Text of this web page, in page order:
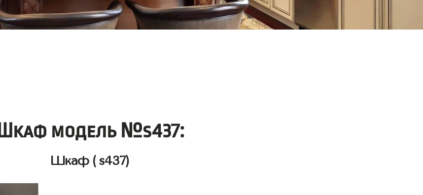
Шкаф модель №s437:
Шкаф ( s437)